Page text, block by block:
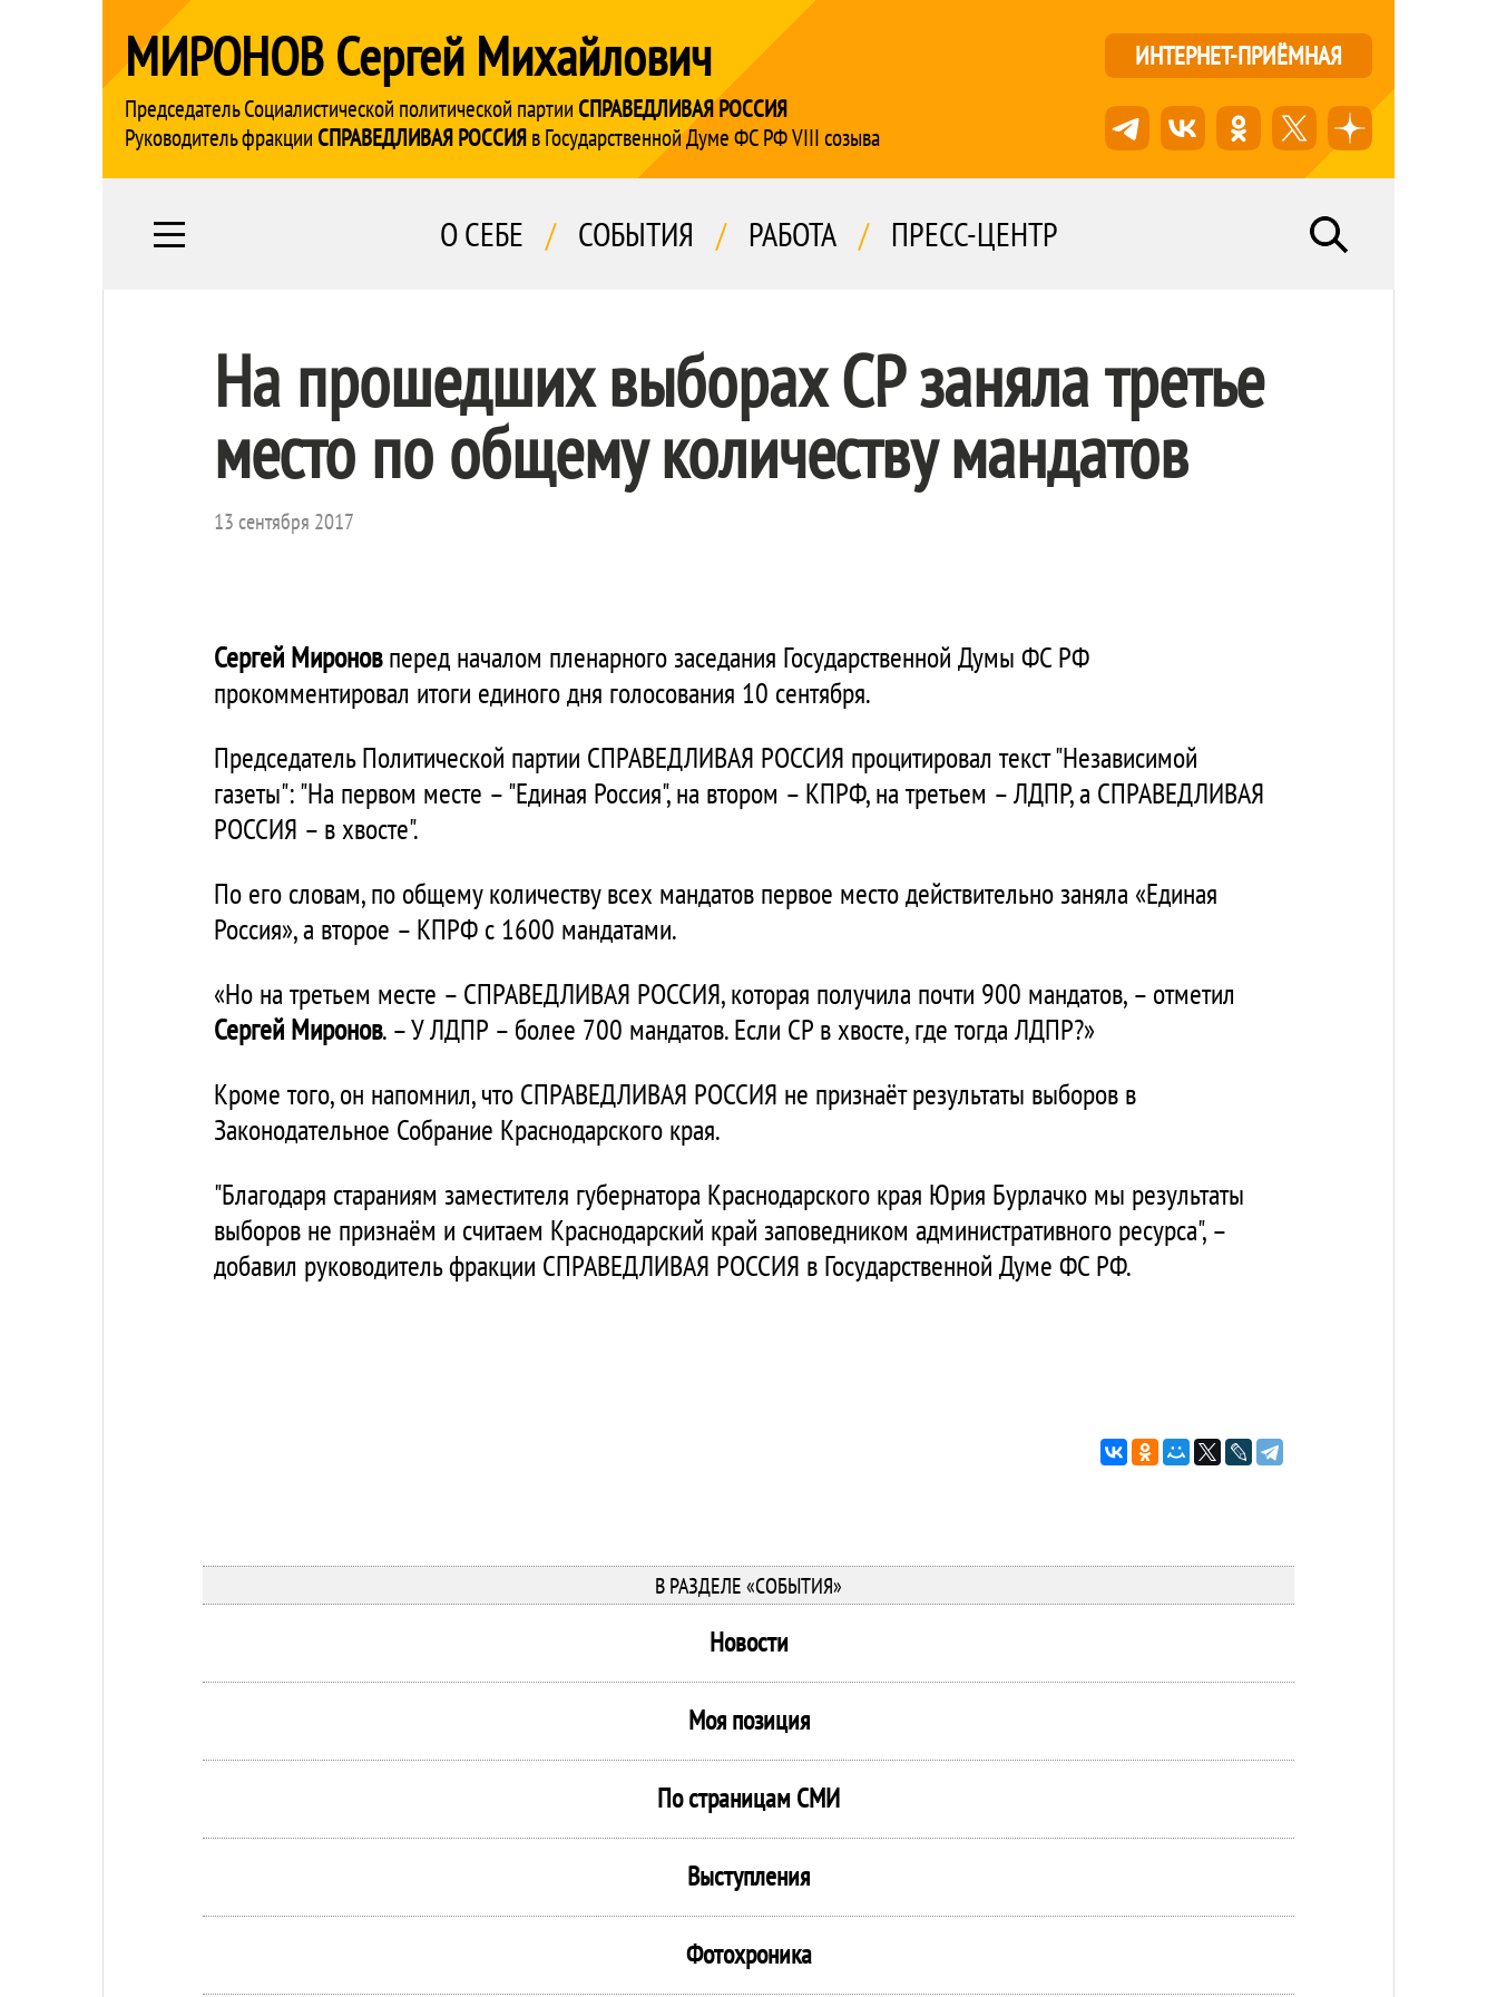
МИРОНОВ Сергей Михайлович
Председатель Социалистической политической партии СПРАВЕДЛИВАЯ РОССИЯ
Руководитель фракции СПРАВЕДЛИВАЯ РОССИЯв Государственной Думе ФС РФ VIII созыва
ИНТЕРНЕТ-ПРИЁМНАЯ
О СЕБЕ / СОБЫТИЯ / РАБОТА / ПРЕСС-ЦЕНТР
На прошедших выборах СР заняла третье
место по общему количеству мандатов
13 сентября 2017
Сергей Мироновперед началом пленарного заседания Государственной Думы ФС РФ
прокомментировал итоги единого дня голосования 10 сентября.
Председатель Политической партии СПРАВЕДЛИВАЯ РОССИЯ процитировал текст "Независимой
газеты": "На первом месте – "Единая Россия", на втором – КПРФ, на третьем – ЛДПР, а СПРАВЕДЛИВАЯ
РОССИЯ – в хвосте".
По его словам, по общему количеству всех мандатов первое место действительно заняла «Единая
Россия», а второе – КПРФ с 1600 мандатами.
«Но на третьем месте – СПРАВЕДЛИВАЯ РОССИЯ, которая получила почти 900 мандатов, – отметил
Сергей Миронов. – У ЛДПР – более 700 мандатов. Если СР в хвосте, где тогда ЛДПР?»
Кроме того, он напомнил, что СПРАВЕДЛИВАЯ РОССИЯ не признаёт результаты выборов в
Законодательное Собрание Краснодарского края.
"Благодаря стараниям заместителя губернатора Краснодарского края Юрия Бурлачко мы результаты
выборов не признаём и считаем Краснодарский край заповедником административного ресурса", –
добавил руководитель фракции СПРАВЕДЛИВАЯ РОССИЯ в Государственной Думе ФС РФ.
В РАЗДЕЛЕ «СОБЫТИЯ»
Новости
Моя позиция
По страницам СМИ
Выступления
Фотохроника